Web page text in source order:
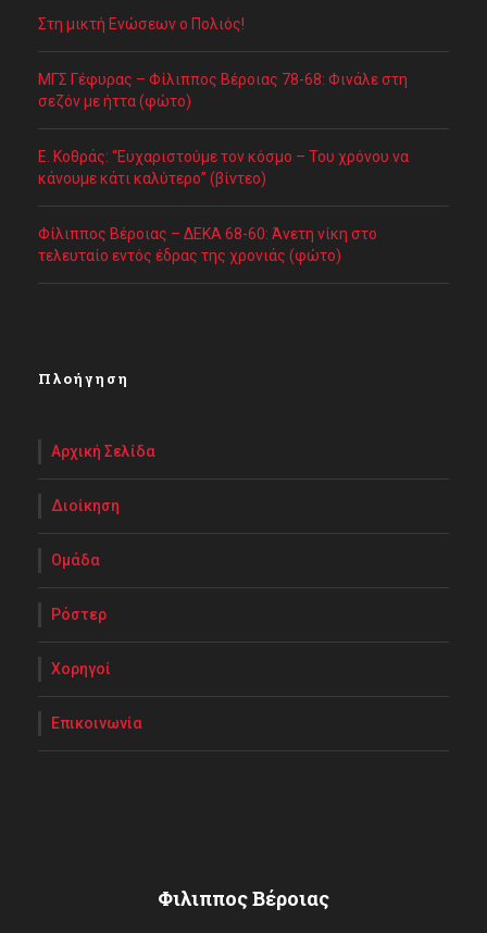
Στη μικτή Ενώσεων ο Πολιός!
ΜΓΣ Γέφυρας – Φίλιππος Βέροιας 78-68: Φινάλε στη
σεζόν με ήττα (φώτο)
Ε. Κοθράς: “Ευχαριστούμε τον κόσμο – Του χρόνου να
κάνουμε κάτι καλύτερο” (βίντεο)
Φίλιππος Βέροιας – ΔΕΚΑ 68-60: Άνετη νίκη στο
τελευταίο εντός έδρας της χρονιάς (φώτο)
Πλοήγηση
Αρχική Σελίδα
Διοίκηση
Ομάδα
Ρόστερ
Χορηγοί
Επικοινωνία
Φιλιππος Βέροιας